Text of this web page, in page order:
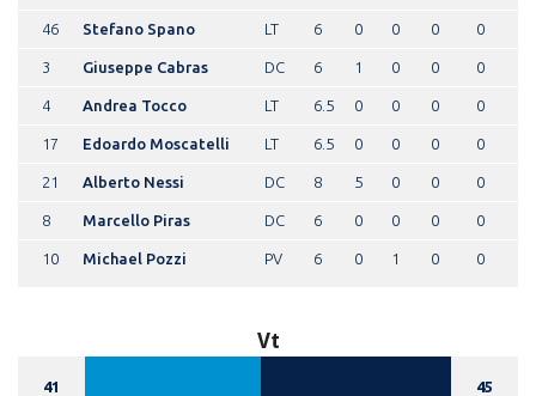
46 Stefano Spano LT 6 0 0 0 0
3 Giuseppe Cabras DC 6 1 0 0 0
4 Andrea Tocco LT 6.5 0 0 0 0
17 Edoardo Moscatelli LT 6.5 0 0 0 0
21 Alberto Nessi DC 8 5 0 0 0
8 Marcello Piras DC 6 0 0 0 0
10 Michael Pozzi PV 6 0 1 0 0
Vt
41 45